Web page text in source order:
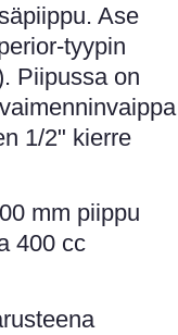
Ase
tyypin
Piipussa on
1/2" kierre
mm piippu
400 cc